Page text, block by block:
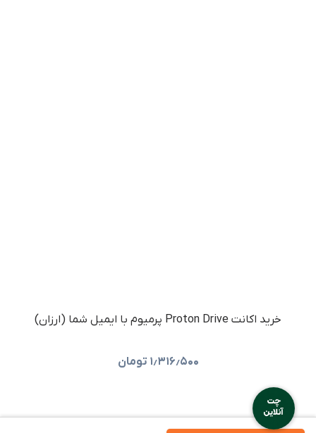
خرید اکانت Proton Drive پرمیوم با ایمیل شما (ارزان)
۱٫۳۱۶٫۵۰۰ تومان